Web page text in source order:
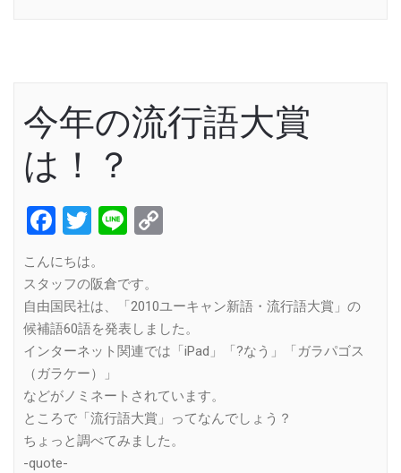
今年の流行語大賞
は！？
Facebook
Twitter
Line
こんにちは。
スタッフの阪倉です。
自由国民社は、「2010ユーキャン新語・流行語大賞」の
候補語60語を発表しました。
インターネット関連では「iPad」「?なう」「ガラパゴス
（ガラケー）」
などがノミネートされています。
ところで「流行語大賞」ってなんでしょう？
ちょっと調べてみました。
-quote-